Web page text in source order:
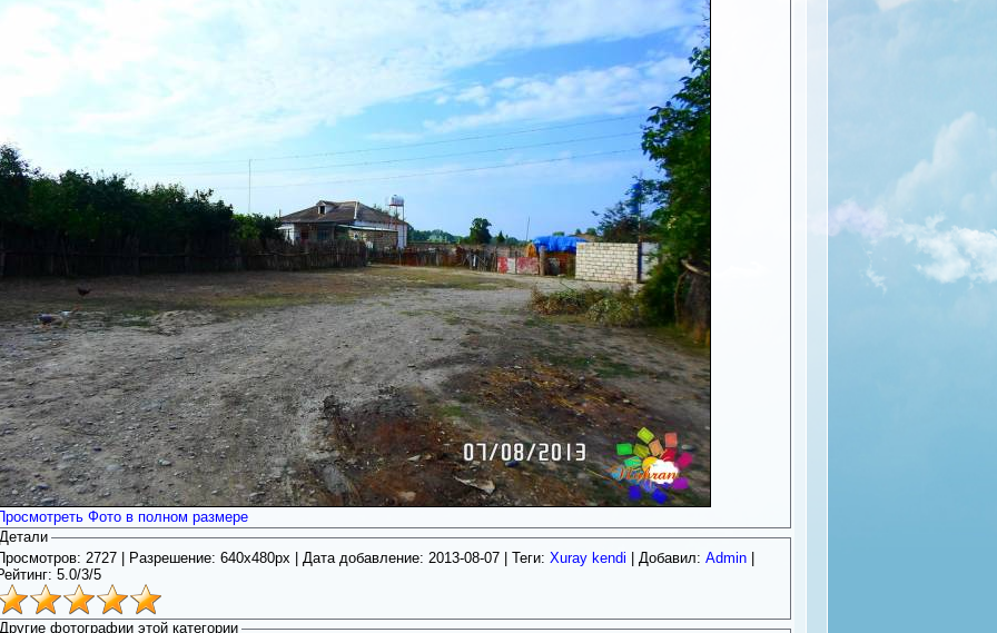
Фото в полном размере
Детали
Просмотров: 2727 | Разрешение: 640x480px | Дата добавление: 2013-08-07 | Теги: Xuray kendi | Добавил: Admin
5.0/3/5
Другие фотографии этой категории